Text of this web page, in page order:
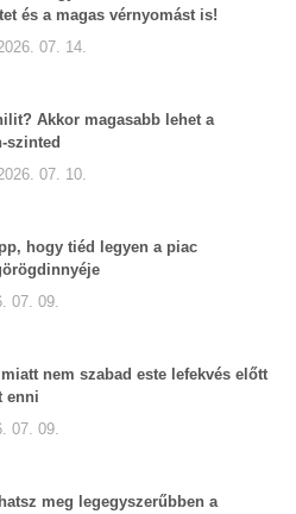
és a magas vérnyomást is!
07. 14.
Akkor magasabb lehet a
szinted
07. 10.
hogy tiéd legyen a piac
07. 09.
nem szabad este lefekvés előtt
enni
07. 09.
meg legegyszerűbben a